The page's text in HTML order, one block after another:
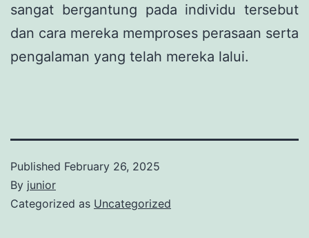
sangat bergantung pada individu tersebut
dan cara mereka memproses perasaan serta
pengalaman yang telah mereka lalui.
Published February 26, 2025
By junior
Categorized as Uncategorized